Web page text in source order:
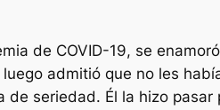
de COVID-19, se
admitió que no les
seriedad. Él la hizo